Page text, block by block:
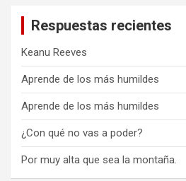
Respuestas recientes
Keanu Reeves
Aprende de los más humildes
Aprende de los más humildes
¿Con qué no vas a poder?
Por muy alta que sea la montaña.